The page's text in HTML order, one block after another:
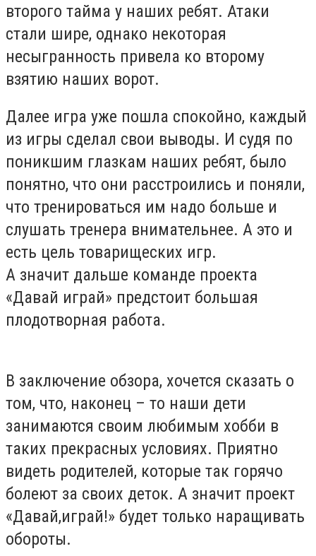
второго тайма у наших ребят. Атаки
стали шире, однако некоторая
несыгранность привела ко второму
взятию наших ворот.
Далее игра уже пошла спокойно, каждый
из игры сделал свои выводы. И судя по
поникшим глазкам наших ребят, было
понятно, что они расстроились и поняли,
что тренироваться им надо больше и
слушать тренера внимательнее. А это и
есть цель товарищеских игр.
А значит дальше команде проекта
«Давай играй» предстоит большая
плодотворная работа.
В заключение обзора, хочется сказать о
том, что, наконец – то наши дети
занимаются своим любимым хобби в
таких прекрасных условиях. Приятно
видеть родителей, которые так горячо
болеют за своих деток. А значит проект
«Давай,играй!» будет только наращивать
обороты.